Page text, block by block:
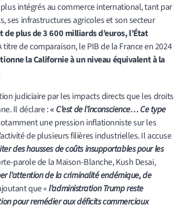
intégrés au commerce international, tant par
ses infrastructures agricoles et son secteur
plus de 3 600 milliards d’euros, l’État
titre de comparaison, le PIB de la France en 2024
la Californie à un niveau équivalent à la
judiciaire par les impacts directs que les droits
Il déclare :« C’est de l’inconscience… Ce type
une pression inflationniste sur les
de plusieurs filières industrielles. Il accuse
des hausses de coûts insupportables pour les
parole de la Maison-Blanche, Kush Desai,
l’attention de la criminalité endémique, de
que «l’administration Trump reste
pour remédier aux déficits commerciaux